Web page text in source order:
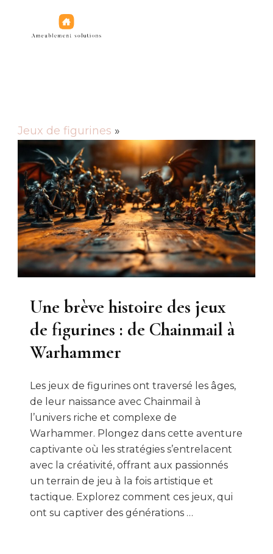
Jeux de figurines
Jeux de figurines »
Une brève histoire des jeux
de figurines : de Chainmail à
Warhammer
Les jeux de figurines ont traversé les âges,
de leur naissance avec Chainmail à
l’univers riche et complexe de
Warhammer. Plongez dans cette aventure
captivante où les stratégies s’entrelacent
avec la créativité, offrant aux passionnés
un terrain de jeu à la fois artistique et
tactique. Explorez comment ces jeux, qui
ont su captiver des générations …